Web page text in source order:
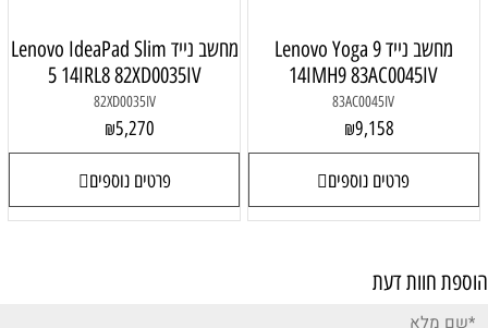
מחשב נייד Lenovo Yoga 9
14IMH9 83AC0045IV
83AC0045IV
₪9,158
פרטים נוספים
מחשב נייד Lenovo IdeaPad Slim
5 14IRL8 82XD0035IV
82XD0035IV
₪5,270
פרטים נוספים
הוספת חוות דעת